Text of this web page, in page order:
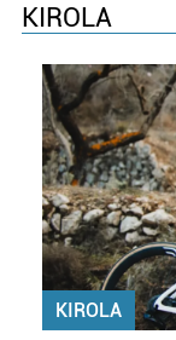
KIROLA
KIROLA